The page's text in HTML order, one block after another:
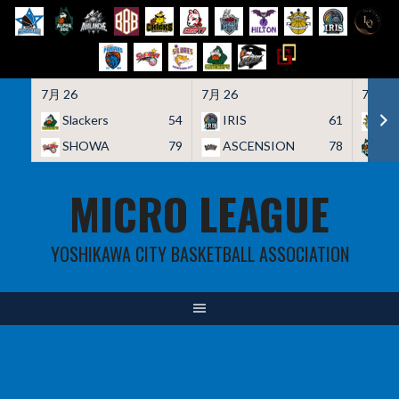
7月 26
Slackers
54
SHOWA
79
7月 26
IRIS
61
ASCENSION
78
7月 26
MICRO LEAGUE
YOSHIKAWA CITY BASKETBALL ASSOCIATION